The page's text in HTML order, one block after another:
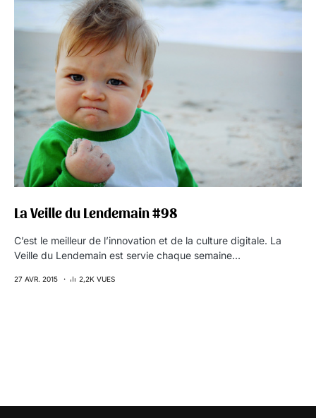
La Veille du Lendemain #98
C’est le meilleur de l’innovation et de la culture digitale. La
Veille du Lendemain est servie chaque semaine…
27 AVR. 2015 2,2K VUES